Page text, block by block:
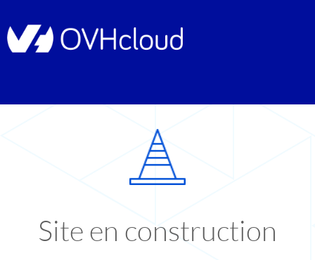
Site en construction